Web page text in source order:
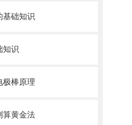
基础知识
知识
极棒原理
算黄金法